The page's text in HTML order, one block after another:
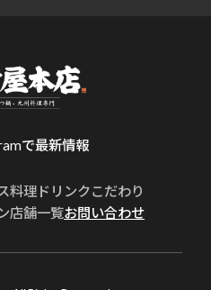
で最新情報
料理ドリンクこだわり
店舗一覧お問い合わせ